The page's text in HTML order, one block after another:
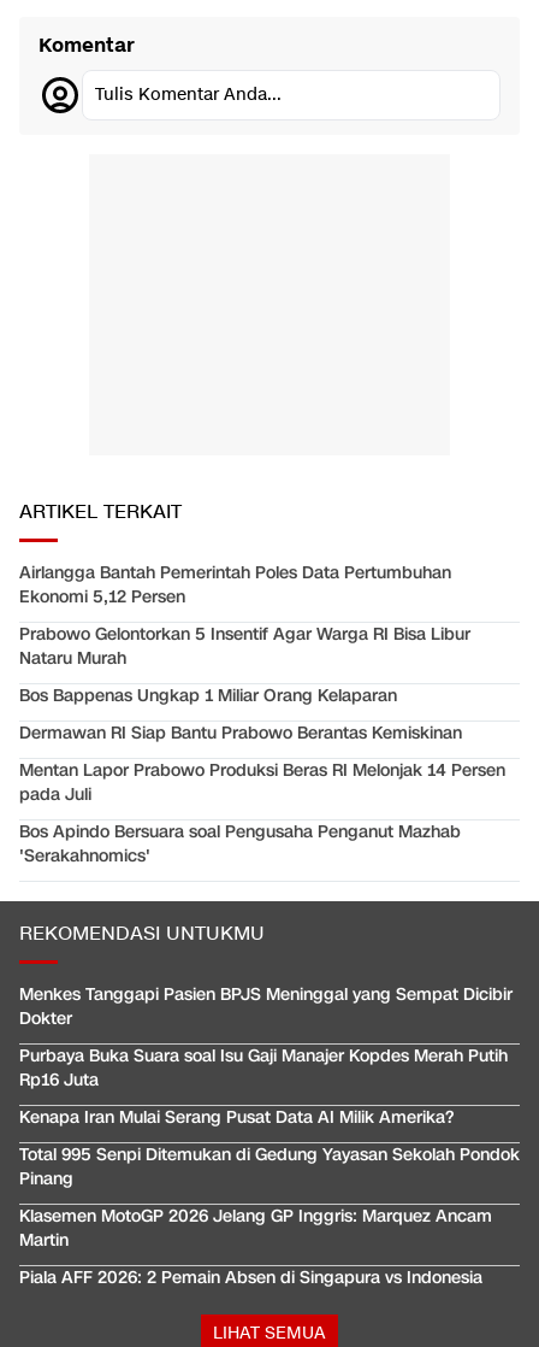
Komentar
Tulis Komentar Anda...
ARTIKEL TERKAIT
Airlangga Bantah Pemerintah Poles Data Pertumbuhan
Ekonomi 5,12 Persen
Prabowo Gelontorkan 5 Insentif Agar Warga RI Bisa Libur
Nataru Murah
Bos Bappenas Ungkap 1 Miliar Orang Kelaparan
Dermawan RI Siap Bantu Prabowo Berantas Kemiskinan
Mentan Lapor Prabowo Produksi Beras RI Melonjak 14 Persen
pada Juli
Bos Apindo Bersuara soal Pengusaha Penganut Mazhab
'Serakahnomics'
REKOMENDASI UNTUKMU
Menkes Tanggapi Pasien BPJS Meninggal yang Sempat Dicibir
Dokter
Purbaya Buka Suara soal Isu Gaji Manajer Kopdes Merah Putih
Rp16 Juta
Kenapa Iran Mulai Serang Pusat Data AI Milik Amerika?
Total 995 Senpi Ditemukan di Gedung Yayasan Sekolah Pondok
Pinang
Klasemen MotoGP 2026 Jelang GP Inggris: Marquez Ancam
Martin
Piala AFF 2026: 2 Pemain Absen di Singapura vs Indonesia
LIHAT SEMUA